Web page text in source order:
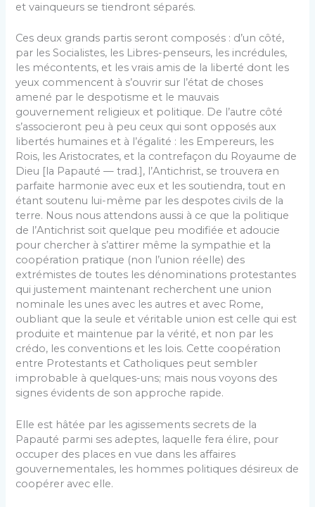
et vainqueurs se tiendront séparés.
Ces deux grands partis seront composés : d’un côté,
par les Socialistes, les Libres-penseurs, les incrédules,
les mécontents, et les vrais amis de la liberté dont les
yeux commencent à s’ouvrir sur l’état de choses
amené par le despotisme et le mauvais
gouvernement religieux et politique. De l’autre côté
s’associeront peu à peu ceux qui sont opposés aux
libertés humaines et à l’égalité : les Empereurs, les
Rois, les Aristocrates, et la contrefaçon du Royaume de
Dieu [la Papauté — trad.], l’Antichrist, se trouvera en
parfaite harmonie avec eux et les soutiendra, tout en
étant soutenu lui-même par les despotes civils de la
terre. Nous nous attendons aussi à ce que la politique
de l’Antichrist soit quelque peu modifiée et adoucie
pour chercher à s’attirer même la sympathie et la
coopération pratique (non l’union réelle) des
extrémistes de toutes les dénominations protestantes
qui justement maintenant recherchent une union
nominale les unes avec les autres et avec Rome,
oubliant que la seule et véritable union est celle qui est
produite et maintenue par la vérité, et non par les
crédo, les conventions et les lois. Cette coopération
entre Protestants et Catholiques peut sembler
improbable à quelques-uns; mais nous voyons des
signes évidents de son approche rapide.
Elle est hâtée par les agissements secrets de la
Papauté parmi ses adeptes, laquelle fera élire, pour
occuper des places en vue dans les affaires
gouvernementales, les hommes politiques désireux de
coopérer avec elle.